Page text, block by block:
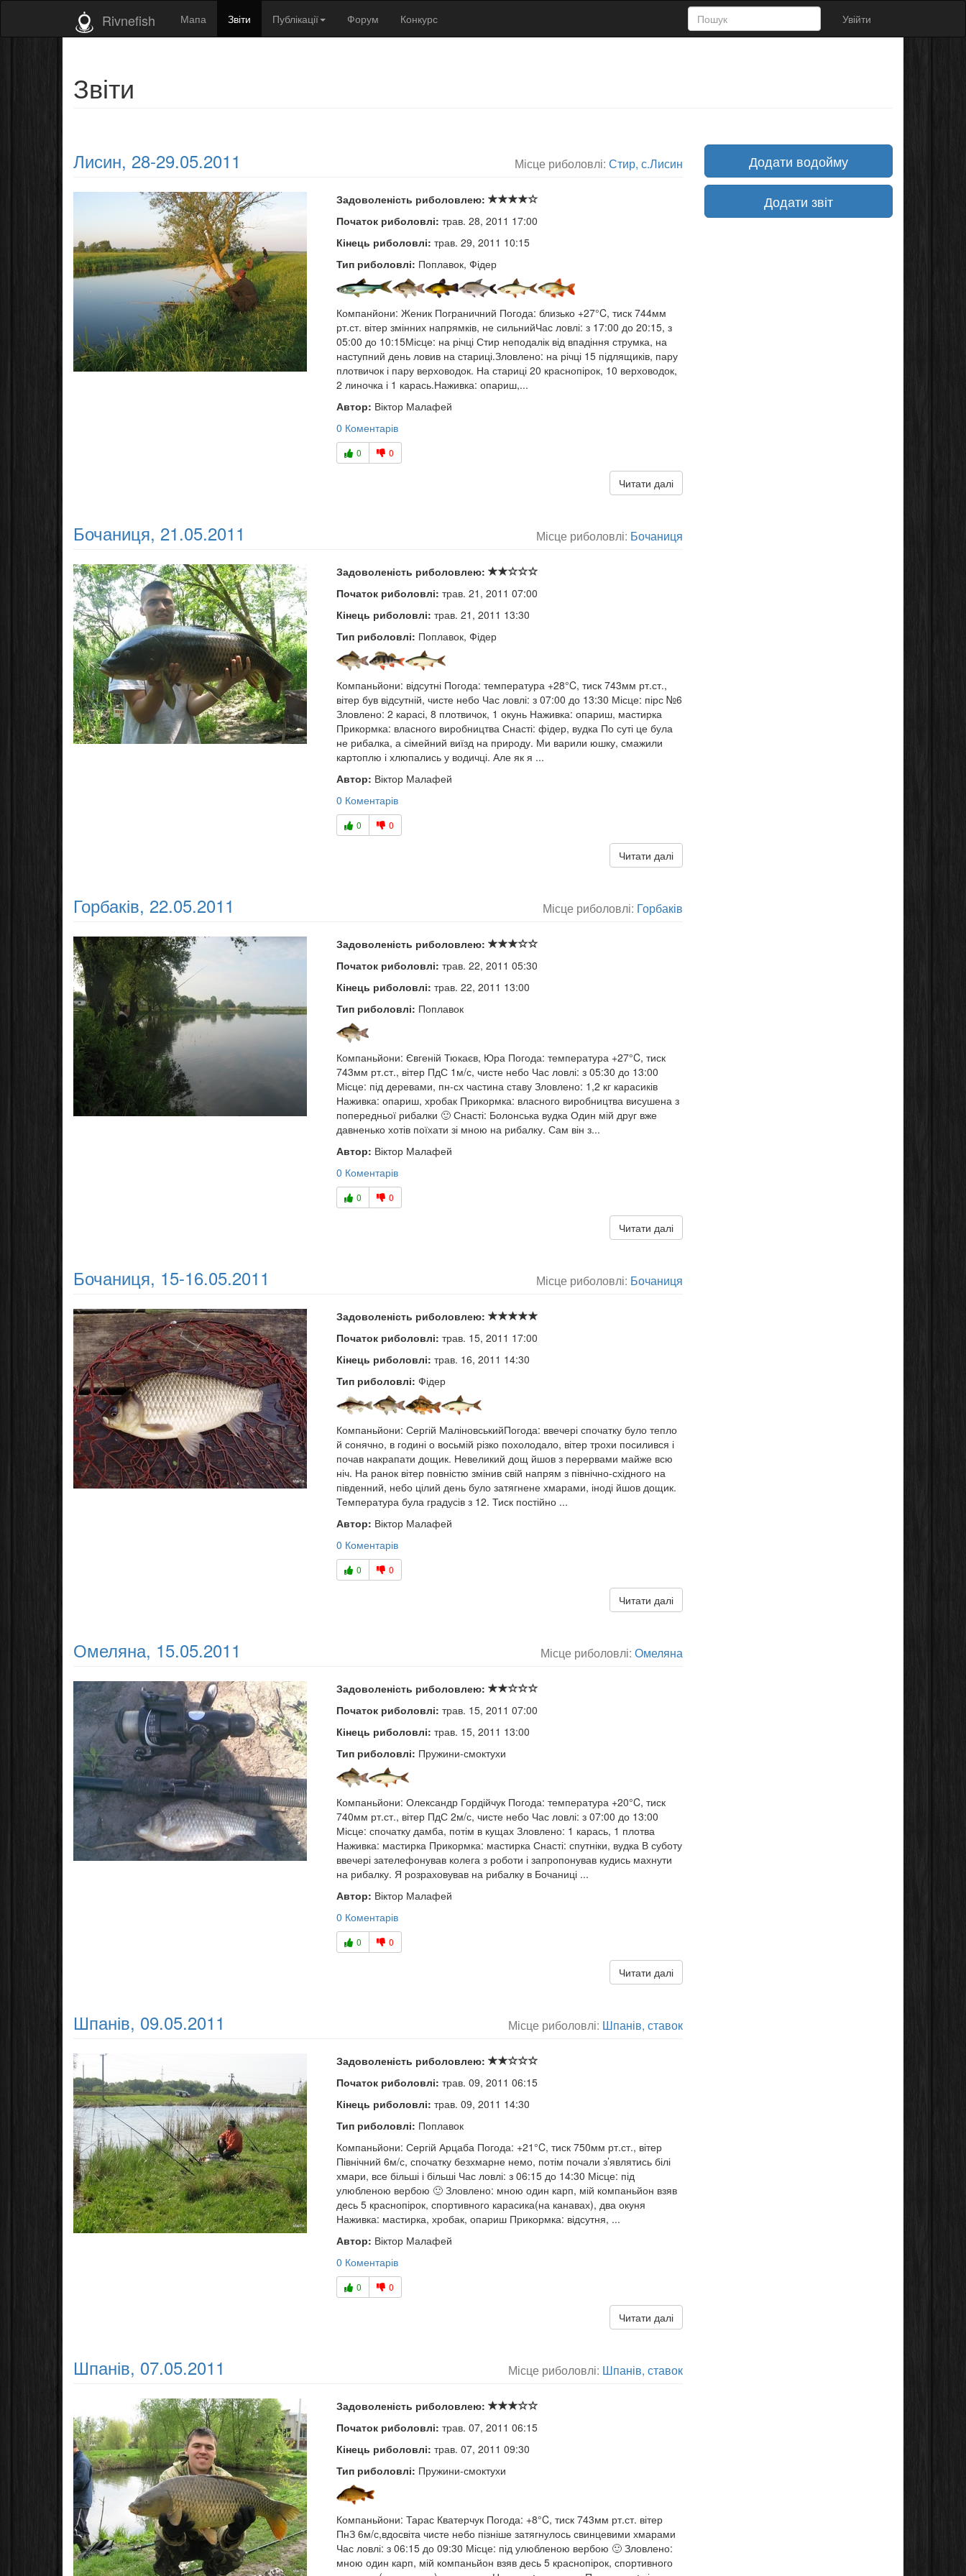
Rivnefish Мапа Звіти Публікації Форум Конкурс Увійти
Звіти
Лисин, 28-29.05.2011 Місце риболовлі: Стир, с.Лисин
Задоволеність риболовлею:
Початок риболовлі: трав. 28, 2011 17:00
Кінець риболовлі: трав. 29, 2011 10:15
Тип риболовлі: Поплавок, Фідер
Компанйони: Женик Пограничний Погода: близько +27°C, тиск 744мм
рт.ст. вітер змінних напрямків, не сильнийЧас ловлі: з 17:00 до 20:15, з
05:00 до 10:15Місце: на річці Стир неподалік від впадіння струмка, на
наступний день ловив на стариці.Зловлено: на річці 15 підлящиків, пару
плотвичок і пару верховодок. На стариці 20 краснопірок, 10 верховодок,
2 линочка і 1 карась.Наживка: опариш,...
Автор: Віктор Малафей
0 Коментарів
0 0
Читати далі
Бочаниця, 21.05.2011 Місце риболовлі: Бочаниця
Задоволеність риболовлею:
Початок риболовлі: трав. 21, 2011 07:00
Кінець риболовлі: трав. 21, 2011 13:30
Тип риболовлі: Поплавок, Фідер
Компаньйони: відсутні Погода: температура +28°C, тиск 743мм рт.ст.,
вітер був відсутній, чисте небо Час ловлі: з 07:00 до 13:30 Місце: пірс №6
Зловлено: 2 карасі, 8 плотвичок, 1 окунь Наживка: опариш, мастирка
Прикормка: власного виробництва Снасті: фідер, вудка По суті це була
не рибалка, а сімейний виїзд на природу. Ми варили юшку, смажили
картоплю і хлюпались у водичці. Але як я ...
Автор: Віктор Малафей
0 Коментарів
0 0
Читати далі
Горбаків, 22.05.2011 Місце риболовлі: Горбаків
Задоволеність риболовлею:
Початок риболовлі: трав. 22, 2011 05:30
Кінець риболовлі: трав. 22, 2011 13:00
Тип риболовлі: Поплавок
Компаньйони: Євгеній Тюкаєв, Юра Погода: температура +27°C, тиск
743мм рт.ст., вітер ПдС 1м/с, чисте небо Час ловлі: з 05:30 до 13:00
Місце: під деревами, пн-сх частина ставу Зловлено: 1,2 кг карасиків
Наживка: опариш, хробак Прикормка: власного виробництва висушена з
попередньої рибалки 🙂 Снасті: Болонська вудка Один мій друг вже
давненько хотів поїхати зі мною на рибалку. Сам він з...
Автор: Віктор Малафей
0 Коментарів
0 0
Читати далі
Бочаниця, 15-16.05.2011 Місце риболовлі: Бочаниця
Задоволеність риболовлею:
Початок риболовлі: трав. 15, 2011 17:00
Кінець риболовлі: трав. 16, 2011 14:30
Тип риболовлі: Фідер
Компаньйони: Сергій МаліновськийПогода: ввечері спочатку було тепло
й сонячно, в годині о восьмій різко похолодало, вітер трохи посилився і
почав накрапати дощик. Невеликий дощ йшов з перервами майже всю
ніч. На ранок вітер повністю змінив свій напрям з північно-східного на
південний, небо цілий день було затягнене хмарами, іноді йшов дощик.
Температура була градусів з 12. Тиск постійно ...
Автор: Віктор Малафей
0 Коментарів
0 0
Читати далі
Омеляна, 15.05.2011 Місце риболовлі: Омеляна
Задоволеність риболовлею:
Початок риболовлі: трав. 15, 2011 07:00
Кінець риболовлі: трав. 15, 2011 13:00
Тип риболовлі: Пружини-смоктухи
Компаньйони: Олександр Гордійчук Погода: температура +20°C, тиск
740мм рт.ст., вітер ПдС 2м/с, чисте небо Час ловлі: з 07:00 до 13:00
Місце: спочатку дамба, потім в кущах Зловлено: 1 карась, 1 плотва
Наживка: мастирка Прикормка: мастирка Снасті: спутніки, вудка В суботу
ввечері зателефонував колега з роботи і запропонував кудись махнути
на рибалку. Я розраховував на рибалку в Бочаниці ...
Автор: Віктор Малафей
0 Коментарів
0 0
Читати далі
Шпанів, 09.05.2011 Місце риболовлі: Шпанів, ставок
Задоволеність риболовлею:
Початок риболовлі: трав. 09, 2011 06:15
Кінець риболовлі: трав. 09, 2011 14:30
Тип риболовлі: Поплавок
Компаньйони: Сергій Арцаба Погода: +21°C, тиск 750мм рт.ст., вітер
Північний 6м/с, спочатку безхмарне немо, потім почали з’являтись білі
хмари, все більші і більші Час ловлі: з 06:15 до 14:30 Місце: під
улюбленою вербою 🙂 Зловлено: мною один карп, мій компаньйон взяв
десь 5 краснопірок, спортивного карасика(на канавах), два окуня
Наживка: мастирка, хробак, опариш Прикормка: відсутня, ...
Автор: Віктор Малафей
0 Коментарів
0 0
Читати далі
Шпанів, 07.05.2011 Місце риболовлі: Шпанів, ставок
Задоволеність риболовлею:
Початок риболовлі: трав. 07, 2011 06:15
Кінець риболовлі: трав. 07, 2011 09:30
Тип риболовлі: Пружини-смоктухи
Компаньйони: Тарас Кватерчук Погода: +8°C, тиск 743мм рт.ст. вітер
ПнЗ 6м/с,вдосвіта чисте небо пізніше затягнулось свинцевими хмарами
Час ловлі: з 06:15 до 09:30 Місце: під улюбленою вербою 🙂 Зловлено:
мною один карп, мій компаньйон взяв десь 5 краснопірок, спортивного
Додати водойму
Додати звіт